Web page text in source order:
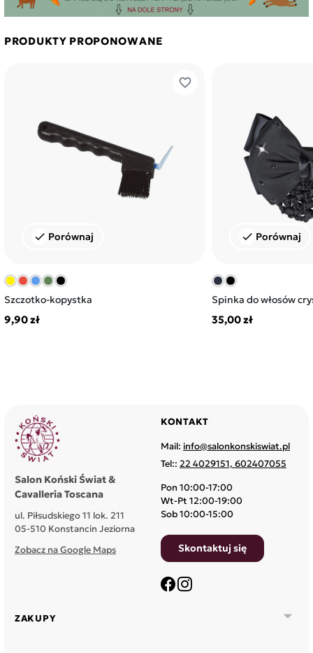
gnijących strzałek.
PRODUKTY PROPONOWANE
favorite_border
check Porównaj
Szczotko-kopystka
9,90 zł
check Porównaj
Spinka do włosów
35,00 zł
Salon Koński Świat &
Cavalleria Toscana
ul. Piłsudskiego 11 lok. 211
05-510 Konstancin Jeziorna
Zobacz na Google Maps
ZAKUPY 
KONTAKT
Mail: info@salonkonskiswiat.pl
Tel:: 22 4029151, 602407055
Pon 10:00-17:00
Wt-Pt 12:00-19:00
Sob 10:00-15:00
Skontaktuj się